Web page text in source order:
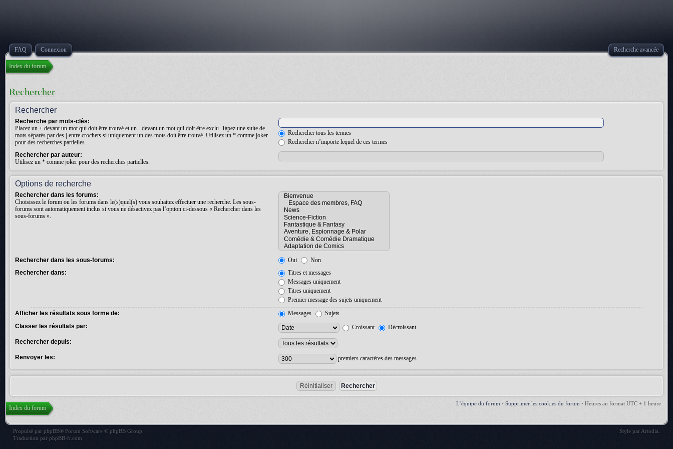
FAQ Connexion Recherche avancée
Index du forum
Rechercher
Rechercher
Recherche par mots-clés:
Placez un + devant un mot qui doit être trouvé et un - devant un mot qui doit être exclu. Tapez une suite de
mots séparés par des
entre crochets si uniquement un des mots doit être trouvé. Utilisez un * comme joker
pour des recherches partielles.
Rechercher tous les termes
Rechercher n’importe lequel de ces termes
Rechercher par auteur:
Utilisez un * comme joker pour des recherches partielles.
Options de recherche
Rechercher dans les forums:
Choisissez le forum ou les forums dans le(s)quel(s) vous souhaitez effectuer une recherche. Les sous-
forums sont automatiquement inclus si vous ne désactivez pas l’option ci-dessous « Rechercher dans les
sous-forums ».
Rechercher dans les sous-forums: Oui
Non
Rechercher dans:
Titres et messages
Messages uniquement
Titres uniquement
Premier message des sujets uniquement
Afficher les résultats sous forme de:
Messages
Sujets
Classer les résultats par:
Croissant Décroissant
Rechercher depuis:
Renvoyer les: premiers caractères des messages
L’équipe du forum • Supprimer les cookies du forum • Heures au format UTC + 1 heure
Index du forum
Propulsé par phpBB® Forum Software © phpBB Group
Traduction par phpBB-fr.com
Style par Artodia